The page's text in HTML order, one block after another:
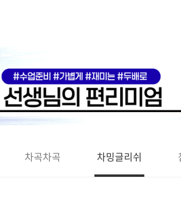
차곡차곡 차밍글리쉬